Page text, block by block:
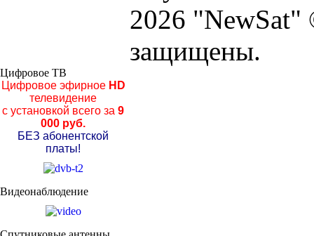
2026 "NewSat"
защищены.
Цифровое ТВ
Цифровое эфирноеHD
телевидение
с установкой всего за 9
000 руб.
БЕЗ абонентской
платы!
Видеонаблюдение